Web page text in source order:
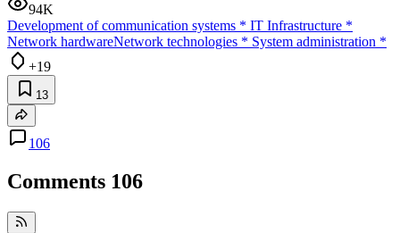
94K
Development of communication systems * IT Infrastructure *
Network hardwareNetwork technologies * System administration *
+19
13
106
Comments 106